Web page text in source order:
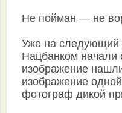
Не пойман — не
Уже на следующий
Нацбанком начали
изображение
изображение
фотограф дикой